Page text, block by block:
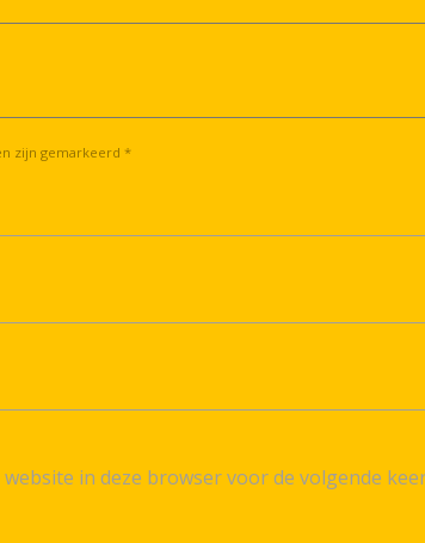
zijn gemarkeerd *
in deze browser voor de volgende